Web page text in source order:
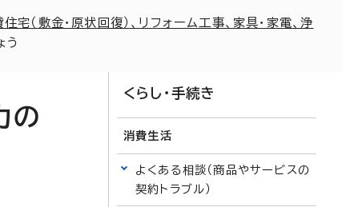
宅（敷金・原状回復）、リフォーム工事、家具・家電、浄
う
の
くらし・手続き
消費生活
よくある相談（商品やサービスの
契約トラブル）